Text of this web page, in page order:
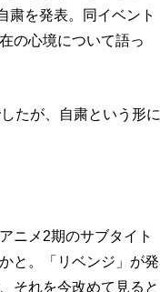
粛を発表。同イベント
の心境について語っ
たが、自粛という形に
ニメ2期のサブタイト
と。「リベンジ」が発
それを今改めて見ると